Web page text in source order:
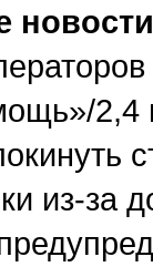
новости
2,4
из-за